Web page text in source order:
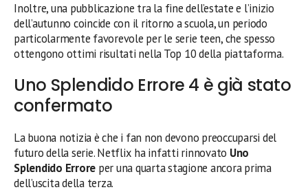
Inoltre, una pubblicazione tra la fine dell’estate e l’inizio
dell’autunno coincide con il ritorno a scuola, un periodo
particolarmente favorevole per le serie teen, che spesso
ottengono ottimi risultati nella Top 10 della piattaforma.
Uno Splendido Errore 4 è già stato
confermato
La buona notizia è che i fan non devono preoccuparsi del
futuro della serie. Netflix ha infatti rinnovato Uno
Splendido Errore per una quarta stagione ancora prima
dell’uscita della terza.